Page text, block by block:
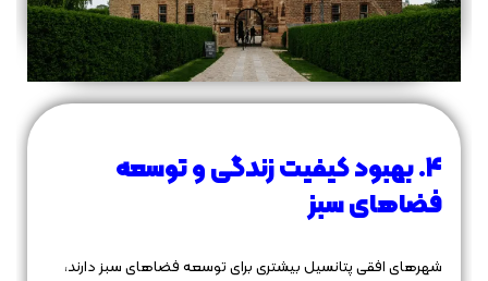
۴. بهبود کیفیت زندگی و توسعه
فضاهای سبز
شهرهای افقی پتانسیل بیشتری برای توسعه فضاهای سبز دارند،